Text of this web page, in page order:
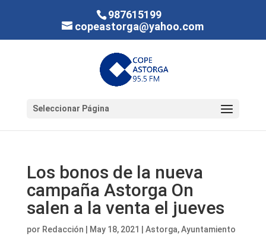
987615199
copeastorga@yahoo.com
Seleccionar Página
Los bonos de la nueva
campaña Astorga On
salen a la venta el jueves
por Redacción May 18, 2021 Astorga,Ayuntamiento